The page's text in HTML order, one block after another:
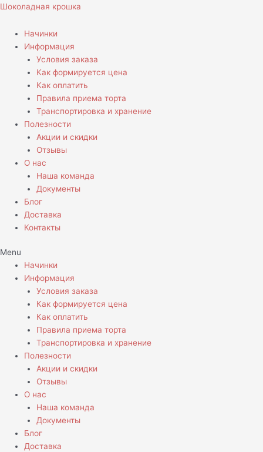
Перейти
содержимому
Шоколадная крошка
Начинки
Информация
Условия заказа
Как формируется цена
Как оплатить
Правила приема торта
Транспортировка и хранение
Полезности
Акции и скидки
Отзывы
О нас
Наша команда
Документы
Блог
Доставка
Контакты
Menu
Начинки
Информация
Условия заказа
Как формируется цена
Как оплатить
Правила приема торта
Транспортировка и хранение
Полезности
Акции и скидки
Отзывы
О нас
Наша команда
Документы
Блог
Доставка